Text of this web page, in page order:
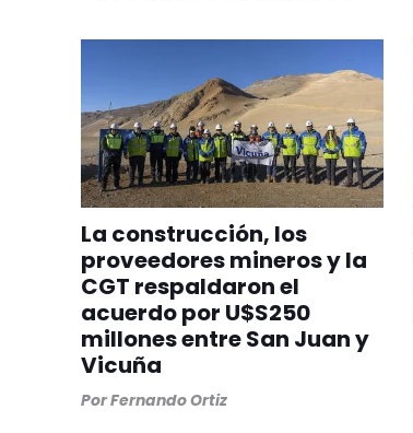
La construcción, los
proveedores mineros y la
CGT respaldaron el
acuerdo por U$S250
millones entre San Juan y
Vicuña
PorFernando Ortiz